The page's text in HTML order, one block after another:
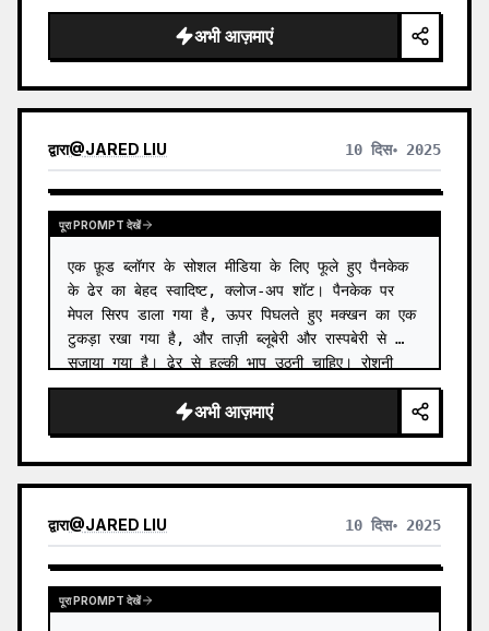
धूल के कणों को…
अभी आज़माएं
द्वारा@JARED LIU 10 दिस॰ 2025
पूरा PROMPT देखें
एक फ़ूड ब्लॉगर के सोशल मीडिया के लिए फूले हुए पैनकेक
के ढेर का बेहद स्वादिष्ट, क्लोज-अप शॉट। पैनकेक पर
मेपल सिरप डाला गया है, ऊपर पिघलते हुए मक्खन का एक
टुकड़ा रखा गया है, और ताज़ी ब्लूबेरी और रास्पबेरी से
सजाया गया है। ढेर से हल्की भाप उठनी चाहिए। रोशनी
गर्म…
अभी आज़माएं
द्वारा@JARED LIU 10 दिस॰ 2025
पूरा PROMPT देखें